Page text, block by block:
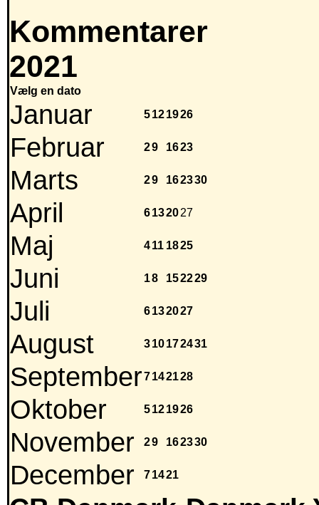
Kommentarer
2021
Vælg en dato
Januar 5121926
Februar 29 1623
Marts 29 162330
April 6132027
Maj 411 1825
Juni 18 152229
Juli 6132027
August 310172431
September7142128
Oktober 5121926
November 29 162330
December 71421